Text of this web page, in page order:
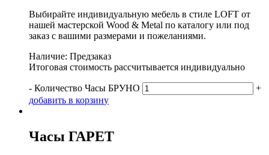
Выбирайте индивидуальную мебель в стиле LOFT от
нашей мастерской Wood & Metal по каталогу или под
заказ с вашими размерами и пожеланиями.
Наличие: Предзаказ
Итоговая стоимость рассчитывается индивидуально
- Количество Часы БРУНО
+
добавить в корзину
Часы ГАРЕТ